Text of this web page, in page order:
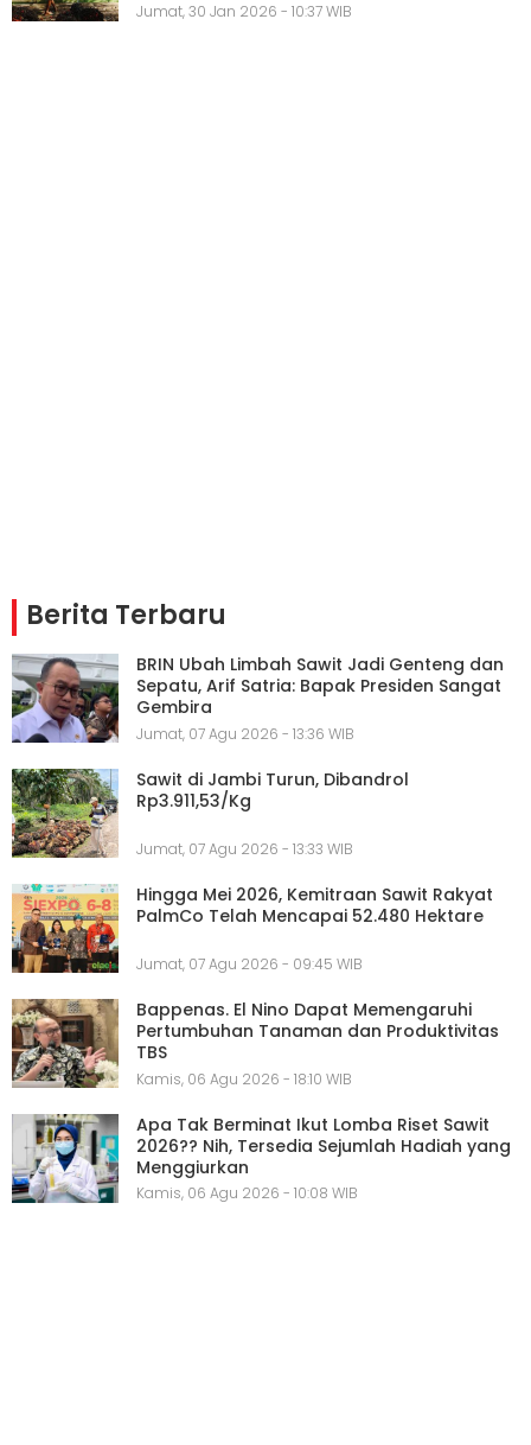
Jumat, 30 Jan 2026 - 10:37 WIB
Berita Terbaru
BRIN Ubah Limbah Sawit Jadi Genteng dan
Sepatu, Arif Satria: Bapak Presiden Sangat
Gembira
Jumat, 07 Agu 2026 - 13:36 WIB
Sawit di Jambi Turun, Dibandrol
Rp3.911,53/Kg
Jumat, 07 Agu 2026 - 13:33 WIB
Hingga Mei 2026, Kemitraan Sawit Rakyat
PalmCo Telah Mencapai 52.480 Hektare
Jumat, 07 Agu 2026 - 09:45 WIB
Bappenas. El Nino Dapat Memengaruhi
Pertumbuhan Tanaman dan Produktivitas
TBS
Kamis, 06 Agu 2026 - 18:10 WIB
Apa Tak Berminat Ikut Lomba Riset Sawit
2026?? Nih, Tersedia Sejumlah Hadiah yang
Menggiurkan
Kamis, 06 Agu 2026 - 10:08 WIB